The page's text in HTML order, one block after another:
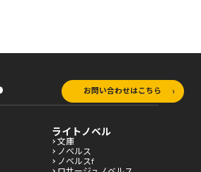
お問い合わせはこちら
ライトノベル
文庫
ノベルス
ノベルスf